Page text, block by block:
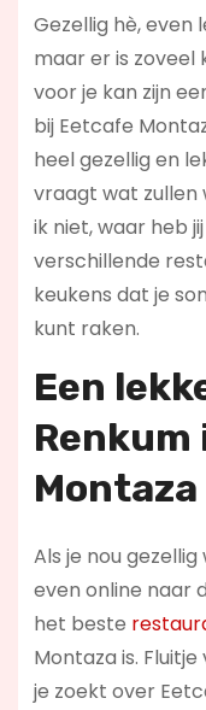
Gezellig hè, even
maar er is zoveel
voor je kan zijn
bij Eetcafe
heel gezellig en
vraagt wat zullen
ik niet, waar heb
verschillende
keukens dat je
kunt raken.
Een
Renkum
Montaza
Als je nou
even online naar
het beste
Montaza is.
je zoekt over